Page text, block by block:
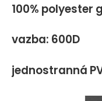
100% polyester
vazba: 600D
jednostranná